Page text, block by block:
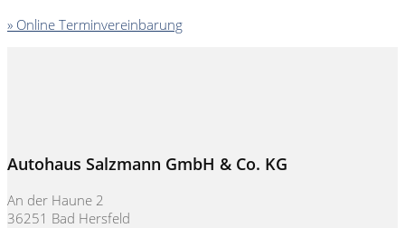
» Online Terminvereinbarung
Autohaus Salzmann GmbH & Co. KG
An der Haune 2
36251 Bad Hersfeld